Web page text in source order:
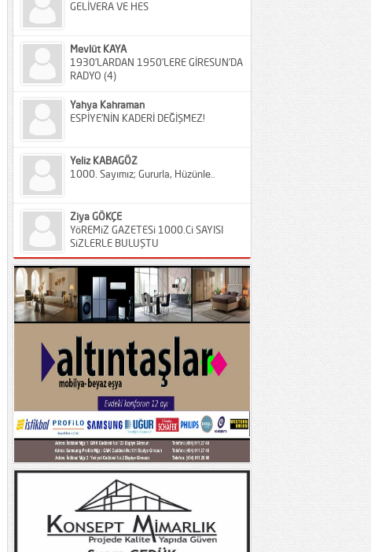
GELİVERA VE HES
Mevlüt KAYA
1930’LARDAN 1950’LERE GİRESUN’DA
RADYO (4)
Yahya Kahraman
ESPİYE’NİN KADERİ DEĞİŞMEZ!
Yeliz KABAGÖZ
1000. Sayımız; Gururla, Hüzünle..
Ziya GÖKÇE
YöREMiZ GAZETESi 1000.Ci SAYISI
SiZLERLE BULUŞTU